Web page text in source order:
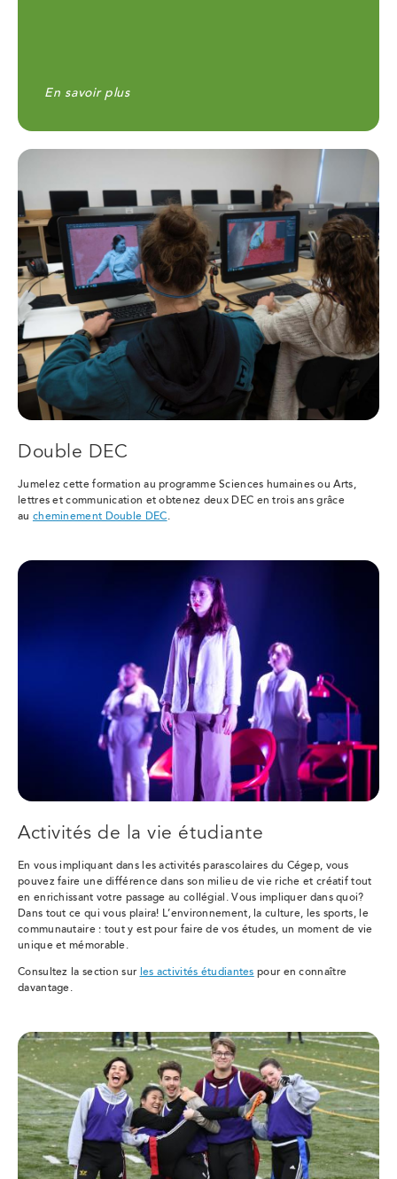
En savoir plus
Double DEC
Jumelez cette formation au programme Sciences humaines ou Arts,
lettres et communication et obtenez deux DEC en trois ans grâce
au cheminement Double DEC.
Activités de la vie étudiante
En vous impliquant dans les activités parascolaires du Cégep, vous
pouvez faire une différence dans son milieu de vie riche et créatif tout
en enrichissant votre passage au collégial. Vous impliquer dans quoi?
Dans tout ce qui vous plaira! L’environnement, la culture, les sports, le
communautaire : tout y est pour faire de vos études, un moment de vie
unique et mémorable.
Consultez la section sur les activités étudiantes pour en connaître
davantage.